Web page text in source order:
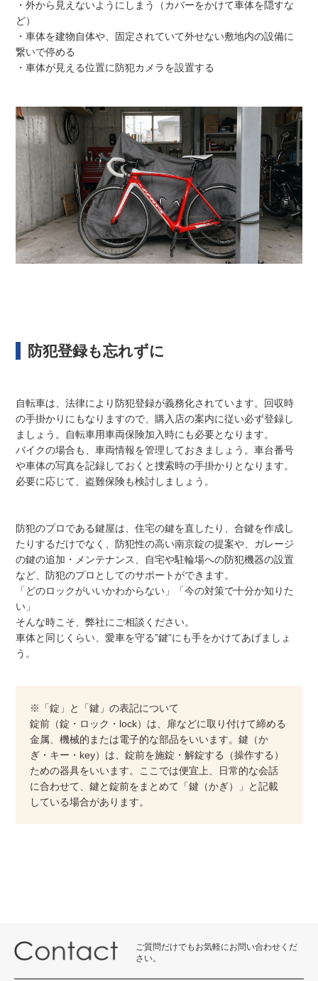
・外から見えないようにしまう（カバーをかけて車体を隠すな
ど）
・車体を建物自体や、固定されていて外せない敷地内の設備に
繋いで停める
・車体が見える位置に防犯カメラを設置する
防犯登録も忘れずに
自転車は、法律により防犯登録が義務化されています。回収時
の手掛かりにもなりますので、購入店の案内に従い必ず登録し
ましょう。自転車用車両保険加入時にも必要となります。
バイクの場合も、車両情報を管理しておきましょう。車台番号
や車体の写真を記録しておくと捜索時の手掛かりとなります。
必要に応じて、盗難保険も検討しましょう。
防犯のプロである鍵屋は、住宅の鍵を直したり、合鍵を作成し
たりするだけでなく、防犯性の高い南京錠の提案や、ガレージ
の鍵の追加・メンテナンス、自宅や駐輪場への防犯機器の設置
など、防犯のプロとしてのサポートができます。
「どのロックがいいかわからない」「今の対策で十分か知りた
い」
そんな時こそ、弊社にご相談ください。
車体と同じくらい、愛車を守る”鍵”にも手をかけてあげましょ
う。
※「錠」と「鍵」の表記について
錠前（錠・ロック・lock）は、扉などに取り付けて締める
金属、機械的または電子的な部品をいいます。鍵（か
ぎ・キー・key）は、錠前を施錠・解錠する（操作する）
ための器具をいいます。ここでは便宜上、日常的な会話
に合わせて、鍵と錠前をまとめて「鍵（かぎ）」と記載
している場合があります。
ご質問だけでもお気軽にお問い合わせくだ
さい。